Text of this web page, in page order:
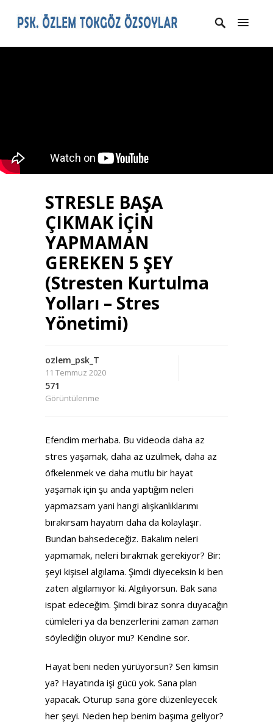
STRESLE BAŞA
ÇIKMAK İÇİN
YAPMAMAN
GEREKEN 5 ŞEY
(Stresten Kurtulma
Yolları – Stres
Yönetimi)
ozlem_psk_T
11 Temmuz 2020
571
Görüntülenme
Efendim merhaba. Bu videoda daha az
stres yaşamak, daha az üzülmek, daha az
öfkelenmek ve daha mutlu bir hayat
yaşamak için şu anda yaptığım neleri
yapmazsam yani hangi alışkanlıklarımı
bırakırsam hayatım daha da kolaylaşır.
Bundan bahsedeceğiz. Bakalım neleri
yapmamak, neleri bırakmak gerekiyor? Bir:
şeyi kişisel algılama. Şimdi diyeceksin ki ben
zaten algılamıyor ki. Algılıyorsun. Bak sana
ispat edeceğim. Şimdi biraz sonra duyacağın
cümleleri ya da benzerlerini zaman zaman
söylediğin oluyor mu? Kendine sor.
Hayat beni neden yürüyorsun? Sen kimsin
ya? Hayatında işi gücü yok. Sana plan
yapacak. Oturup sana göre düzenleyecek
her şeyi. Neden hep benim başıma geliyor?